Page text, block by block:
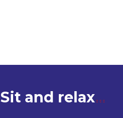
Sit and relax